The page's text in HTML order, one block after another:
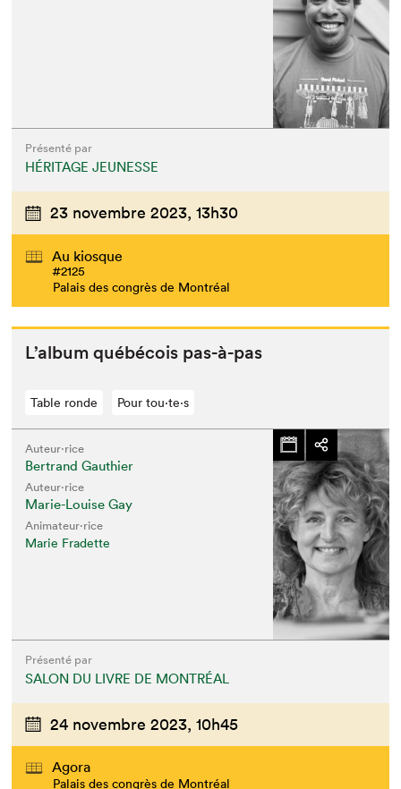
Présenté par
HÉRITAGE JEUNESSE
23 novembre 2023, 13h30
Au kiosque
#2125
Palais des congrès de Montréal
L’al­bum québé­cois pas-à-pas
Table ronde Pour tou⋅te⋅s
Auteur·rice
Bertrand Gauthier
Auteur·rice
Marie-Louise Gay
Animateur⋅rice
Marie Fradette
Présenté par
SALON DU LIVRE DE MONTRÉAL
24 novembre 2023, 10h45
Agora
Palais des congrès de Montréal